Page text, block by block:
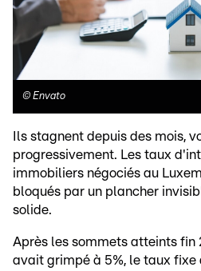
© Envato
Ils stagnent depuis des mois,
progressivement. Les taux
immobiliers négociés au
bloqués par un plancher
solide.
Après les sommets atteints
avait grimpé à 5%, le taux fixe